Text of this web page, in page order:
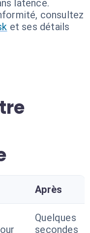
latence.
consultez
et ses détails
Après
Quelques
secondes